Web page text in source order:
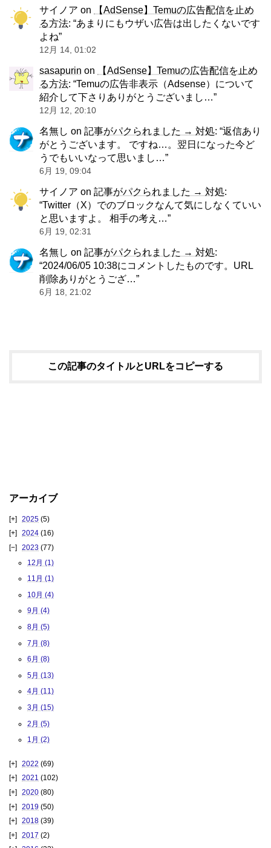
サイノア on
【AdSense】Temuの広告配信を止め
る方法: “あまりにもウザい広告は出したくないです
よね”
12月 14, 01:02
sasapurin on
【AdSense】Temuの広告配信を止め
る方法: “Temuの広告非表示（Adsense）について
紹介して下さりありがとうございまし…”
12月 12, 20:10
名無し on 記事がパクられました → 対処: “返信あり
がとうございます。 ですね…。翌日になった今ど
うでもいいなって思いまし…”
6月 19, 09:04
サイノア on 記事がパクられました → 対処:
“Twitter（X）でのブロックなんて気にしなくていい
と思いますよ。 相手の考え…”
6月 19, 02:31
名無し on 記事がパクられました → 対処:
“2024/06/05 10:38にコメントしたものです。URL
削除ありがとうござ…”
6月 18, 21:02
この記事のタイトルとURLをコピーする
アーカイブ
2025 (5)
2024 (16)
2023 (77)
12月 (1)
11月 (1)
10月 (4)
9月 (4)
8月 (5)
7月 (8)
6月 (8)
5月 (13)
4月 (11)
3月 (15)
2月 (5)
1月 (2)
2022 (69)
2021 (102)
2020 (80)
2019 (50)
2018 (39)
2017 (2)